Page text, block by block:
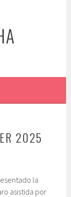
2025
la
asistida por